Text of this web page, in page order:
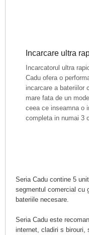
Incarcare ultra
Incarcatorul ultra
Cadu ofera o
incarcare a bateriilor
mare fata de un
ceea ce inseamna o
completa in numai 3
Seria Cadu contine 5
segmentul comercial cu
bateriile necesare.
Seria Cadu este
internet, cladiri s birouri,